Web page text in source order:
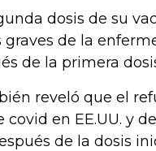
dosis de su
de la
de la primera
reveló que el
en EE.UU. y
de la dosis